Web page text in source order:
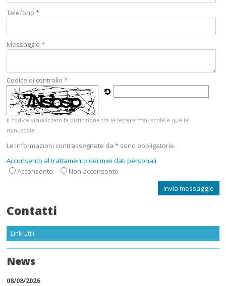
Telefono *
Messaggio *
Codice di controllo *
Il codice visualizzato fa distinzione tra le lettere maiuscole e quelle
minuscole.
Le informazioni contrassegnate da * sono obbligatorie.
Acconsento al trattamento dei miei dati personali
Acconsento
Non acconsento
Contatti
Link Utili
News
08/08/2026